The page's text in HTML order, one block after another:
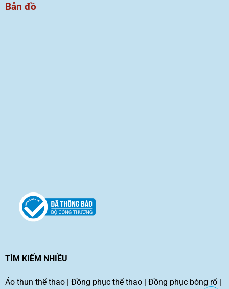
Bản đồ
TÌM KIẾM NHIỀU
Áo thun thể thao| Đồng phục thể thao| Đồng phục bóng rổ|